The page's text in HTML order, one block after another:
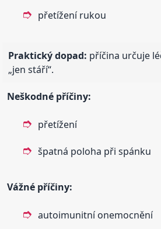
přetížení rukou
Praktický dopad: příčina určuje
„jen stáří“.
Neškodné příčiny:
přetížení
špatná poloha při spánku
Vážné příčiny:
autoimunitní onemocnění